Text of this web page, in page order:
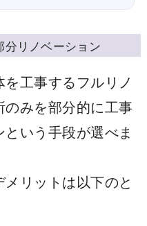
リノベーション
工事するフルリノ
みを部分的に工事
いう手段が選べま
リットは以下のと